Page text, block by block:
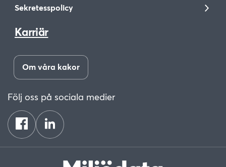
Sekretesspolicy
Karriär
Om våra kakor
Följ oss på sociala medier